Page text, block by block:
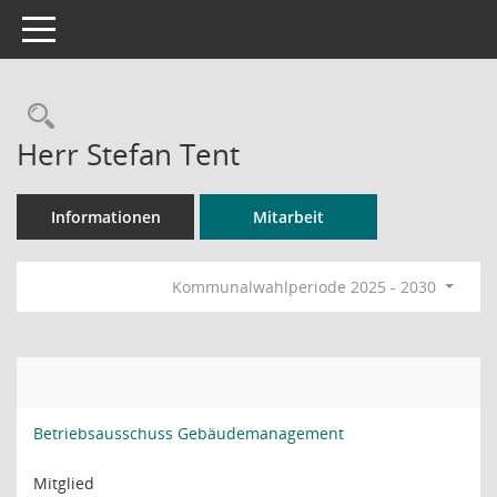
Toggle navigation
Rechercheauswahl
Herr Stefan Tent
Informationen Mitarbeit
Kommunalwahlperiode 2025 - 2030
Betriebsausschuss Gebäudemanagement
Mitglied